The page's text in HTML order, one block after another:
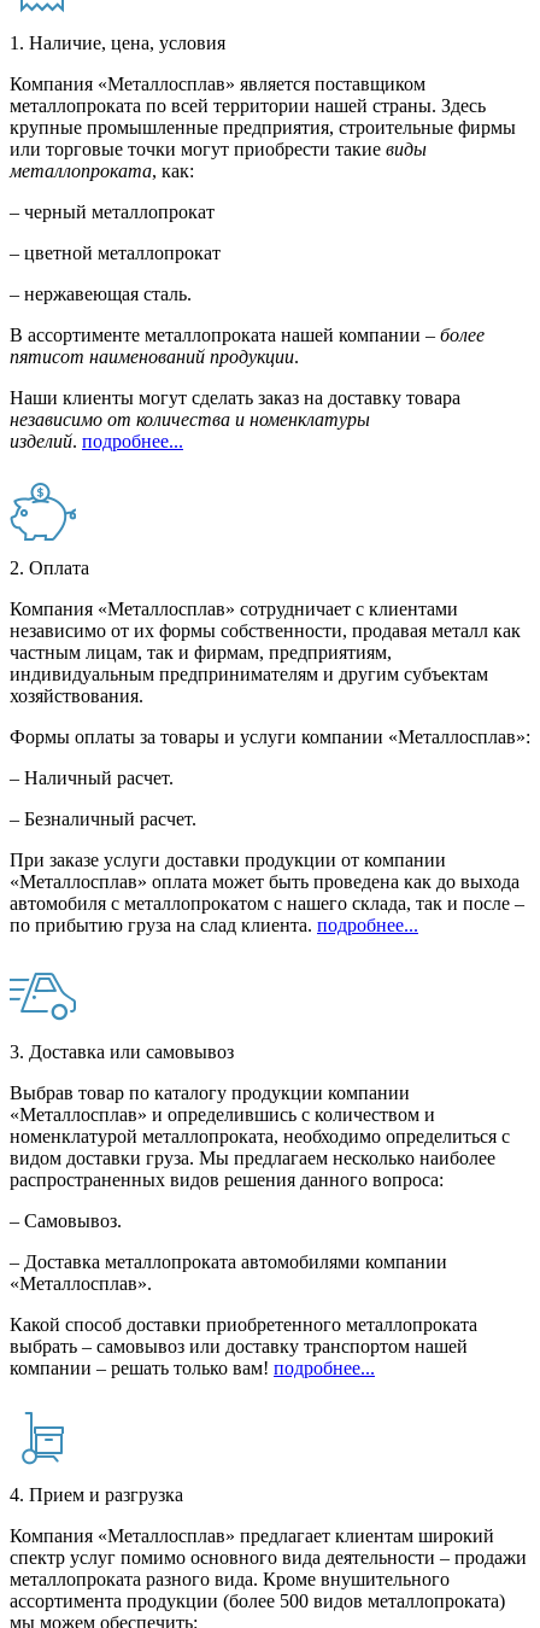
1. Наличие, цена, условия
Компания «Металлосплав» является поставщиком
металлопроката по всей территории нашей страны. Здесь
крупные промышленные предприятия, строительные фирмы
или торговые точки могут приобрести такие виды
металлопроката, как:
– черный металлопрокат
– цветной металлопрокат
– нержавеющая сталь.
В ассортименте металлопроката нашей компании – более
пятисот наименований продукции.
Наши клиенты могут сделать заказ на доставку товара
независимо от количества и номенклатуры
изделий. подробнее...
2. Оплата
Компания «Металлосплав» сотрудничает с клиентами
независимо от их формы собственности, продавая металл как
частным лицам, так и фирмам, предприятиям,
индивидуальным предпринимателям и другим субъектам
хозяйствования.
Формы оплаты за товары и услуги компании «Металлосплав»:
– Наличный расчет.
– Безналичный расчет.
При заказе услуги доставки продукции от компании
«Металлосплав» оплата может быть проведена как до выхода
автомобиля с металлопрокатом с нашего склада, так и после –
по прибытию груза на слад клиента. подробнее...
3. Доставка или самовывоз
Выбрав товар по каталогу продукции компании
«Металлосплав» и определившись с количеством и
номенклатурой металлопроката, необходимо определиться с
видом доставки груза. Мы предлагаем несколько наиболее
распространенных видов решения данного вопроса:
– Самовывоз.
– Доставка металлопроката автомобилями компании
«Металлосплав».
Какой способ доставки приобретенного металлопроката
выбрать – самовывоз или доставку транспортом нашей
компании – решать только вам! подробнее...
4. Прием и разгрузка
Компания «Металлосплав» предлагает клиентам широкий
спектр услуг помимо основного вида деятельности – продажи
металлопроката разного вида. Кроме внушительного
ассортимента продукции (более 500 видов металлопроката)
мы можем обеспечить: